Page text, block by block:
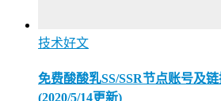
技术好文
免费酸酸乳SS/SSR节点账号及
(2020/5/14更新)